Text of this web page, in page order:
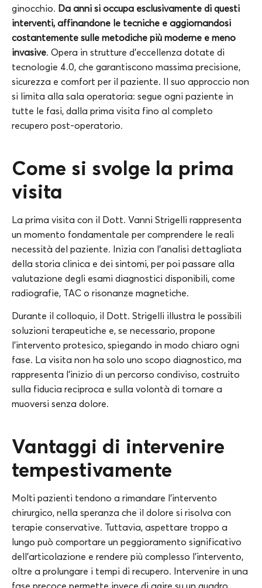
ginocchio. Da anni si occupa esclusivamente di questi
interventi, affinandone le tecniche e aggiornandosi
costantemente sulle metodiche più moderne e meno
invasive. Opera in strutture d’eccellenza dotate di
tecnologie 4.0, che garantiscono massima precisione,
sicurezza e comfort per il paziente. Il suo approccio non
si limita alla sala operatoria: segue ogni paziente in
tutte le fasi, dalla prima visita fino al completo
recupero post-operatorio.
Come si svolge la prima
visita
La prima visita con il Dott. Vanni Strigelli rappresenta
un momento fondamentale per comprendere le reali
necessità del paziente. Inizia con l’analisi dettagliata
della storia clinica e dei sintomi, per poi passare alla
valutazione degli esami diagnostici disponibili, come
radiografie, TAC o risonanze magnetiche.
Durante il colloquio, il Dott. Strigelli illustra le possibili
soluzioni terapeutiche e, se necessario, propone
l’intervento protesico, spiegando in modo chiaro ogni
fase. La visita non ha solo uno scopo diagnostico, ma
rappresenta l’inizio di un percorso condiviso, costruito
sulla fiducia reciproca e sulla volontà di tornare a
muoversi senza dolore.
Vantaggi di intervenire
tempestivamente
Molti pazienti tendono a rimandare l’intervento
chirurgico, nella speranza che il dolore si risolva con
terapie conservative. Tuttavia, aspettare troppo a
lungo può comportare un peggioramento significativo
dell’articolazione e rendere più complesso l’intervento,
oltre a prolungare i tempi di recupero. Intervenire in una